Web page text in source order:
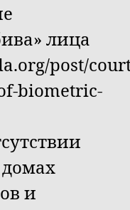
лица
post/
biometric-
и